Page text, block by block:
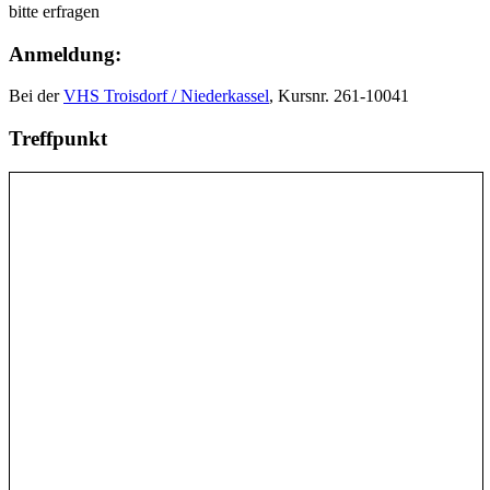
bitte erfragen
Anmeldung:
Bei derVHS Troisdorf / Niederkassel, Kursnr. 261-10041
Treffpunkt